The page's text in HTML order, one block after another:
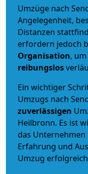
Umzüge nach
Angelegenheit,
Distanzen
erfordern jedoch
Organisation,
reibungslos
Ein wichtiger
Umzugs nach
zuverlässigen
Heilbronn. Es ist
das
Erfahrung und
Umzug